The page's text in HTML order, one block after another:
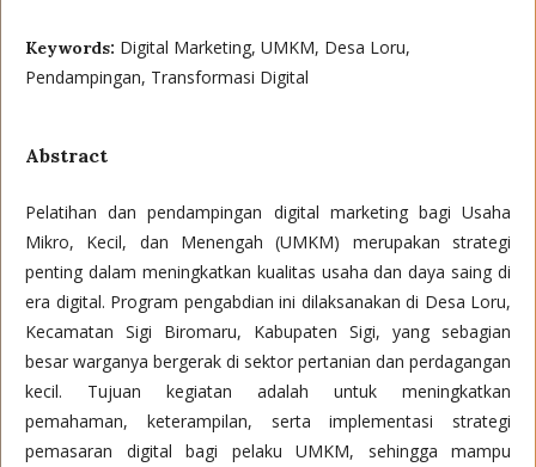
Keywords: Digital Marketing, UMKM, Desa Loru,
Pendampingan, Transformasi Digital
Abstract
Pelatihan dan pendampingan digital marketing bagi Usaha
Mikro, Kecil, dan Menengah (UMKM) merupakan strategi
penting dalam meningkatkan kualitas usaha dan daya saing di
era digital. Program pengabdian ini dilaksanakan di Desa Loru,
Kecamatan Sigi Biromaru, Kabupaten Sigi, yang sebagian
besar warganya bergerak di sektor pertanian dan perdagangan
kecil. Tujuan kegiatan adalah untuk meningkatkan
pemahaman, keterampilan, serta implementasi strategi
pemasaran digital bagi pelaku UMKM, sehingga mampu